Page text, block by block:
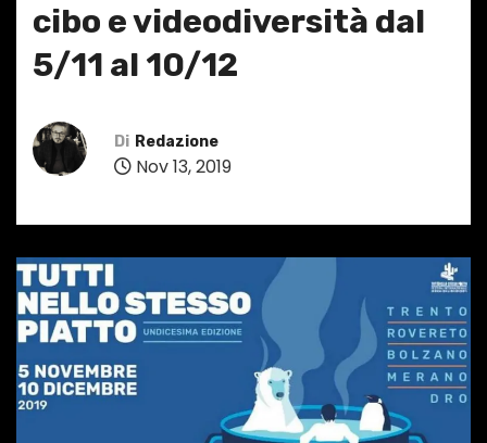
cibo e videodiversità dal
5/11 al 10/12
Di Redazione
Nov 13, 2019